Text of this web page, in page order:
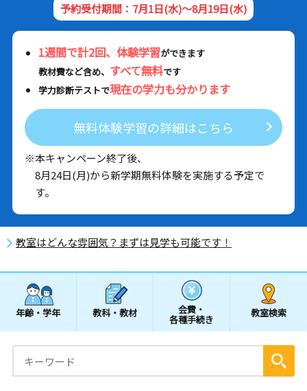
予約受付期間：7月1日(水)～8月19日(水)
1週間で計2回、体験学習ができます
教材費など含め、 すべて無料です
学力診断テストで現在の学力も分かります
無料体験学習の詳細はこちら
※本キャンペーン終了後、
8月24日(月)から新学期無料体験を実施する予定で
す。
教室はどんな雰囲気？まずは見学も可能です！
年齢・学年 教科・教材 会費・
各種手続き
教室検索